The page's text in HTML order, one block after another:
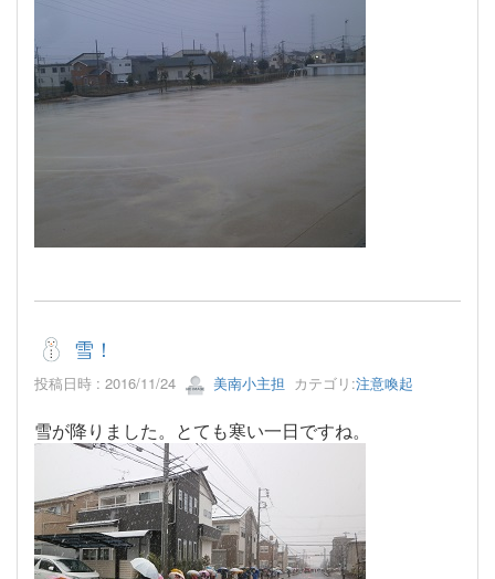
雪！
投稿日時 : 2016/11/24 美南小主担 カテゴリ:注意喚起
雪が降りました。とても寒い一日ですね。